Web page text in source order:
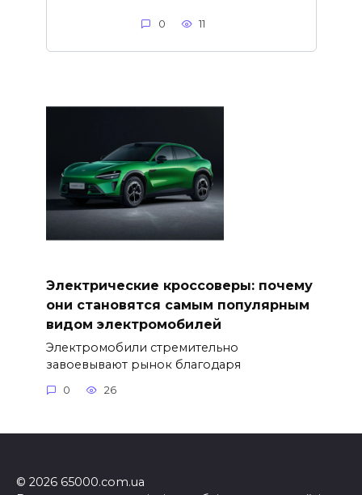
0 11
Электрические кроссоверы: почему
они становятся самым популярным
видом электромобилей
Электромобили стремительно
завоевывают рынок благодаря
0 26
© 2026 65000.com.ua